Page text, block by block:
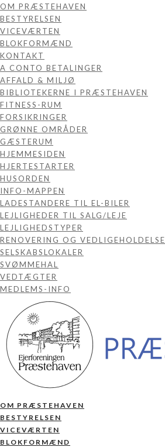
OM PRÆSTEHAVEN
BESTYRELSEN
VICEVÆRTEN
BLOKFORMÆND
KONTAKT
A CONTO BETALINGER
AFFALD & MILJØ
BIBLIOTEKERNE I PRÆSTEHAVEN
FITNESS-RUM
FORSIKRINGER
GRØNNE OMRÅDER
GÆSTERUM
HJEMMESIDEN
HJERTESTARTER
HUSORDEN
INFO-MAPPEN
LADESTANDERE TIL EL-BILER
LEJLIGHEDER TIL SALG/LEJE
LEJLIGHEDSTYPER
RENOVERING OG VEDLIGEHOLDELSE
SELSKABSLOKALER
SVØMMEHAL
VEDTÆGTER
MEDLEMS-INFO
OM PRÆSTEHAVEN
BESTYRELSEN
VICEVÆRTEN
BLOKFORMÆND